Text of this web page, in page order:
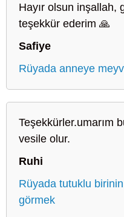
Hayır olsun inşallah,
teşekkür ederim 🙏
Safiye
Rüyada anneye
Teşekkürler.umarım
vesile olur.
Ruhi
Rüyada tutuklu birinin
görmek